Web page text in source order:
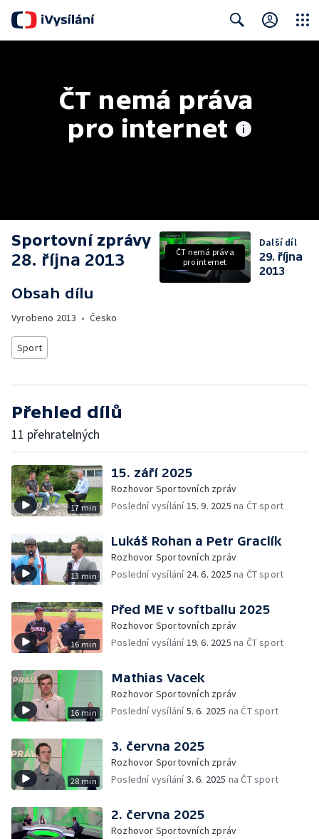
ČT nemá práva
pro internet
Sportovní zprávy
28. října 2013
Obsah dílu
Vyrobeno 2013 • Česko
Sport
ČT nemá práva
pro internet
Další díl
29. října
2013
Přehled dílů
11 přehratelných
17 min
15. září 2025
Rozhovor Sportovních zpráv
Poslední vysílání15. 9. 2025 na ČT sport
13 min
Lukáš Rohan a Petr Graclík
Rozhovor Sportovních zpráv
Poslední vysílání 24. 6. 2025 na ČT sport
16 min
Před ME v softballu 2025
Rozhovor Sportovních zpráv
Poslední vysílání19. 6. 2025 na ČT sport
16 min
Mathias Vacek
Rozhovor Sportovních zpráv
Poslední vysílání5. 6. 2025 na ČT sport
28 min
3. června 2025
Rozhovor Sportovních zpráv
Poslední vysílání3. 6. 2025 na ČT sport
2. června 2025
Rozhovor Sportovních zpráv